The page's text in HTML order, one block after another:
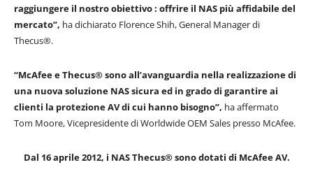
raggiungere il nostro obiettivo : offrire il NAS più affidabile del
mercato”, ha dichiarato Florence Shih, General Manager di
Thecus®.
“McAfee e Thecus® sono all’avanguardia nella realizzazione di
una nuova soluzione NAS sicura ed in grado di garantire ai
clienti la protezione AV di cui hanno bisogno”, ha affermato
Tom Moore, Vicepresidente di Worldwide OEM Sales presso McAfee.
Dal 16 aprile 2012, i NAS Thecus® sono dotati di McAfee AV.